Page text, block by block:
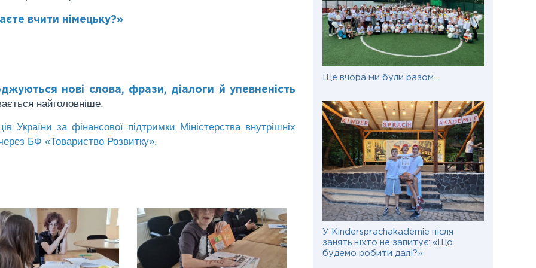
Ще вчора ми були разом…
У Kindersprachakademie після
занять ніхто не запитує: «Що
будемо робити далі?»
вчити німецьку?»
нові слова, фрази, діалоги й упевненість
найголовніше.
України за фінансової підтримки Міністерства внутрішніх
БФ «Товариство Розвитку».